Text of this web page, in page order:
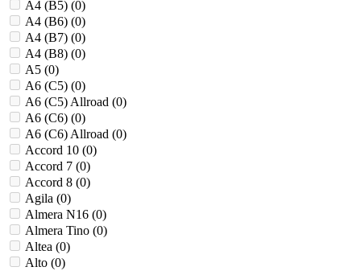
A4 (B5) (0)
A4 (B6) (0)
A4 (B7) (0)
A4 (B8) (0)
A5 (0)
A6 (C5) (0)
A6 (C5) Allroad (0)
A6 (C6) (0)
A6 (C6) Allroad (0)
Accord 10 (0)
Accord 7 (0)
Accord 8 (0)
Agila (0)
Almera N16 (0)
Almera Tino (0)
Altea (0)
Alto (0)